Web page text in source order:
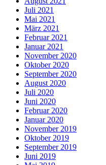
Juli 2021
Mai 2021
März 2021
Februar 2021
Januar 2021
November 2020
Oktober 2020
September 2020
August 2020
Juli 2020
Juni 2020
Februar 2020
Januar 2020
November 2019
Oktober 2019
September 2019
Juni 2019